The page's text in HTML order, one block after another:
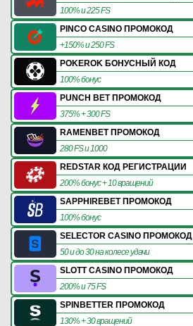
100% и 225 FS
PINCO CASINO ПРОМОКОД
+150% и 250 FS
POKEROK БОНУСНЫЙ КОД
100% бонус
PUNCH BET ПРОМОКОД
375% + 300 FS
RAMENBET ПРОМОКОД
280 FS и 1000
REDSTAR КОД РЕГИСТРАЦИИ
200% бонус + 10 вращений
SAPPHIREBET ПРОМОКОД
100% бонус
SELECTOR CASINO ПРОМОКОД
50 и до 30 на колесе удачи
SLOTT CASINO ПРОМОКОД
200% и 75 FS
SPINBETTER ПРОМОКОД
130% + 30 вращений